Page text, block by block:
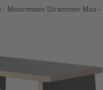
Moormann Strammer Max